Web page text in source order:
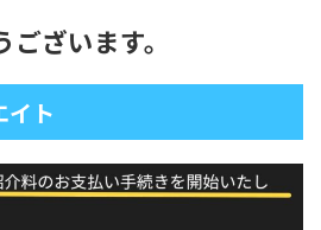
ざいます。
ト